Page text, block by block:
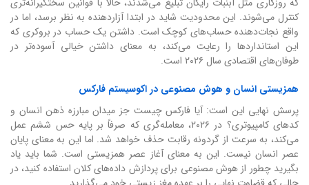
کنترل می‌شوند. این محدودیت شاید در ابتدا آزاردهنده به نظر برسد، اما در
واقع نجات‌دهنده حساب‌های کوچک است. داشتن یک حساب در بروکری که
این استانداردها را رعایت می‌کند، به معنای داشتن خیالی آسوده‌تر در
طوفان‌های اقتصادی سال ۲۰۲۶ است.
همزیستی انسان و هوش مصنوعی در اکوسیستم فارکس
پرسش نهایی این است: آیا فارکس چیست جز میدان مبارزه ذهن انسان و
کدهای کامپیوتری؟ در ۲۰۲۶، معامله‌گری که صرفاً بر پایه حس ششم عمل
می‌کند، به سرعت از گردونه رقابت حذف خواهد شد. اما این به معنای پایان
عصر انسان نیست. این به معنای آغاز عصر همزیستی است. شما باید یاد
بگیرید چطور از هوش مصنوعی برای پردازش داده‌های کلان استفاده کنید، در